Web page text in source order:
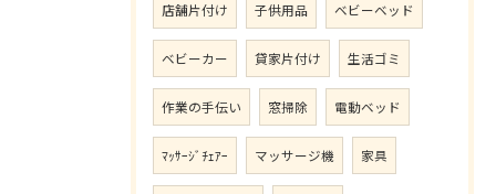
店舗片付け 子供用品 ベビーベッド
ベビーカー 貸家片付け 生活ゴミ
作業の手伝い 窓掃除 電動ベッド
ﾏｯｻｰｼﾞﾁｪｱｰ マッサージ機 家具